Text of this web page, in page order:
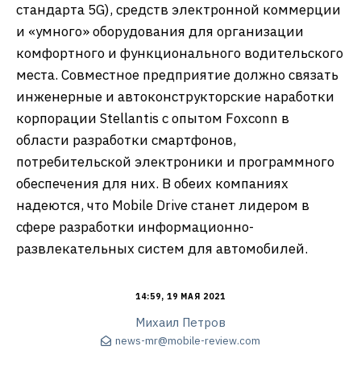
стандарта 5G), средств электронной коммерции
и «умного» оборудования для организации
комфортного и функционального водительского
места. Совместное предприятие должно связать
инженерные и автоконструкторские наработки
корпорации Stellantis с опытом Foxconn в
области разработки смартфонов,
потребительской электроники и программного
обеспечения для них. В обеих компаниях
надеются, что Mobile Drive станет лидером в
сфере разработки информационно-
развлекательных систем для автомобилей.
14:59, 19 МАЯ 2021
Михаил Петров
news-mr@mobile-review.com